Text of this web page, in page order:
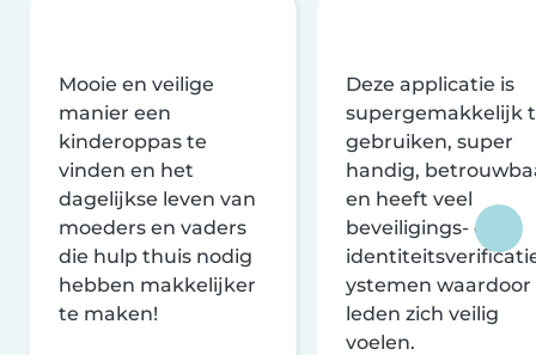
Mooie en veilige
manier een
kinderoppas te
vinden en het
dagelijkse leven van
moeders en vaders
die hulp thuis nodig
hebben makkelijker
te maken!
Deze applicatie is
supergemakkelijk
gebruiken, super
handig,
en heeft veel
beveiligings- en
ystemen waardoor
leden zich veilig
voelen.